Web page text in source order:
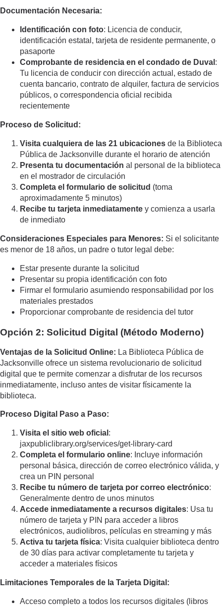
Documentación Necesaria:
Identificación con foto: Licencia de conducir,
identificación estatal, tarjeta de residente permanente, o
pasaporte
Comprobante de residencia en el condado de Duval :
Tu licencia de conducir con dirección actual, estado de
cuenta bancario, contrato de alquiler, factura de servicios
públicos, o correspondencia oficial recibida
recientemente
Proceso de Solicitud:
Visita cualquiera de las 21 ubicaciones de la Biblioteca
Pública de Jacksonville durante el horario de atención
Presenta tu documentación al personal de la biblioteca
en el mostrador de circulación
Completa el formulario de solicitud (toma
aproximadamente 5 minutos)
Recibe tu tarjeta inmediatamente y comienza a usarla
de inmediato
Consideraciones Especiales para Menores: Si el solicitante
es menor de 18 años, un padre o tutor legal debe:
Estar presente durante la solicitud
Presentar su propia identificación con foto
Firmar el formulario asumiendo responsabilidad por los
materiales prestados
Proporcionar comprobante de residencia del tutor
Opción 2: Solicitud Digital (Método Moderno)
Ventajas de la Solicitud Online: La Biblioteca Pública de
Jacksonville ofrece un sistema revolucionario de solicitud
digital que te permite comenzar a disfrutar de los recursos
inmediatamente, incluso antes de visitar físicamente la
biblioteca.
Proceso Digital Paso a Paso:
Visita el sitio web oficial :
jaxpubliclibrary.org/services/get-library-card
Completa el formulario online: Incluye información
personal básica, dirección de correo electrónico válida, y
crea un PIN personal
Recibe tu número de tarjeta por correo electrónico:
Generalmente dentro de unos minutos
Accede inmediatamente a recursos digitales: Usa tu
número de tarjeta y PIN para acceder a libros
electrónicos, audiolibros, películas en streaming y más
Activa tu tarjeta física: Visita cualquier biblioteca dentro
de 30 días para activar completamente tu tarjeta y
acceder a materiales físicos
Limitaciones Temporales de la Tarjeta Digital:
Acceso completo a todos los recursos digitales (libros